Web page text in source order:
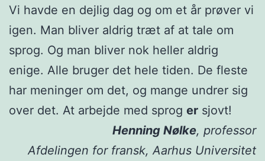
Vi havde en dejlig dag og om et år prøver vi
igen. Man bliver aldrig træt af at tale om
sprog. Og man bliver nok heller aldrig
enige. Alle bruger det hele tiden. De fleste
har meninger om det, og mange undrer sig
over det. At arbejde med sprog er sjovt!
Henning Nølke, professor
Afdelingen for fransk, Aarhus Universitet